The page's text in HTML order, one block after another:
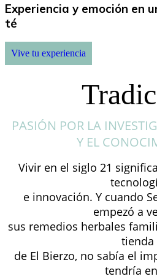
Experiencia y emoción en
té
Vive tu experiencia
PASIÓN POR LA
Y EL
Vivir en el siglo 21
e innovación. Y cuando
empezó a
sus remedios herbales
tienda
de El Bierzo, no sabía el
tendría